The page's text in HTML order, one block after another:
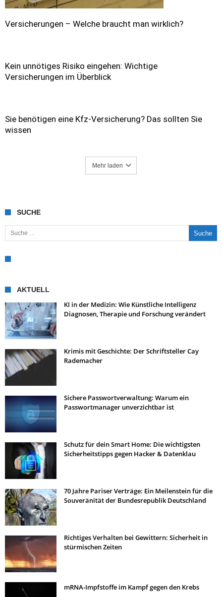
Versicherungen – Welche braucht man wirklich?
Kein unnötiges Risiko eingehen: Wichtige
Versicherungen im Überblick
Sie benötigen eine Kfz-Versicherung? Das sollten Sie
wissen
Mehr laden
SUCHE
Suche nach:
AKTUELL
KI in der Medizin: Wie Künstliche Intelligenz
Diagnosen, Therapie und Forschung verändert
Krimis mit Geschichte: Der Schriftsteller Cay
Rademacher
Sichere Passwortverwaltung: Warum ein
Passwortmanager unverzichtbar ist
Schutz für dein Smart Home: Die wichtigsten
Sicherheitstipps gegen Hacker & Datenklau
70 Jahre Pariser Verträge: Ein Meilenstein für die
Souveränität der Bundesrepublik Deutschland
Richtiges Verhalten bei Gewittern: Sicherheit in
stürmischen Zeiten
mRNA-Impfstoffe im Kampf gegen den Krebs